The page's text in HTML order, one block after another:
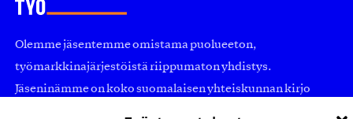
Olemme jäsentemme omistama puolueeton,
työmarkkinajärjestöistä riippumaton yhdistys.
Jäseninämme on koko suomalaisen yhteiskunnan kirjo